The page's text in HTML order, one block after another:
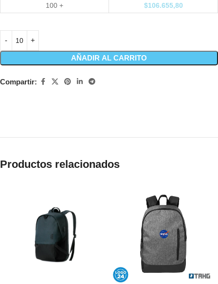
100 +
$106.655,80
AÑADIR AL CARRITO
Compartir:
Productos relacionados